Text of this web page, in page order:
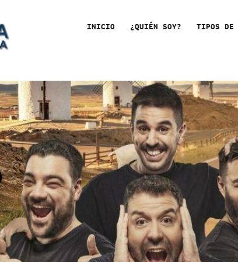
INICIO ¿QUIÉN SOY? TIPOS DE